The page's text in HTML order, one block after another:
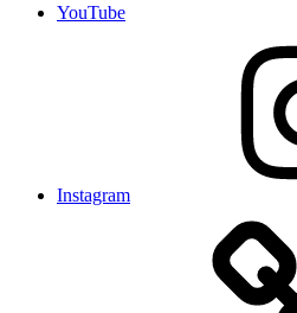
YouTube
Instagram